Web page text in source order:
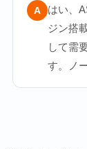
A
はい、
ジン搭
して需
す。ノ